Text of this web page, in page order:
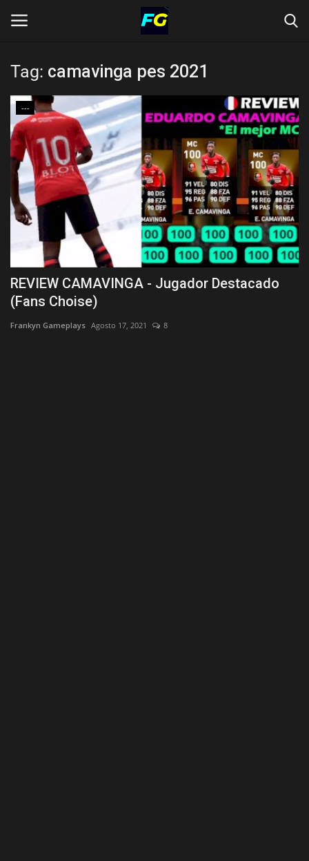
Inicio
NOVEDADES
ESTADISTICAS JUGADORES
MEJORANDO CUENTAS
MEJORES JUGADAS
> DESCARGAS
Idioma
English Spanish
Tag: camavinga pes 2021
---
REVIEW CAMAVINGA - Jugador Destacado
(Fans Choise)
Frankyn Gameplays Agosto 17, 2021 8